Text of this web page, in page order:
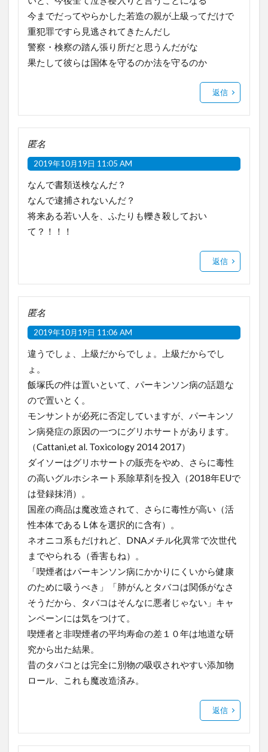
今までだってやらかした若造の親が上級ってだけで
重犯罪ですら見逃されてきたんだし
警察・検察の踏ん張り所だと思うんだがな
果たして彼らは国体を守るのか法を守るのか
返信
匿名
2019年10月19日 11:05 AM
なんで書類送検なんだ？
なんで逮捕されないんだ？
将来ある若い人を、ふたりも轢き殺しておい
て？！！！
返信
匿名
2019年10月19日 11:06 AM
違うでしょ、上級だからでしょ。上級だからでし
ょ。
飯塚氏の件は置いといて、パーキンソン病の話題な
ので置いとく。
モンサントが必死に否定していますが、パーキンソ
ン病発症の原因の一つにグリホサートがあります。
（Cattani,et al. Toxicology 2014 2017）
ダイソーはグリホサートの販売をやめ、さらに毒性
の高いグルホシネート系除草剤を投入（2018年EUで
は登録抹消）。
国産の商品は魔改造されて、さらに毒性が高い（活
性本体である L 体を選択的に含有）。
ネオニコ系もだけれど、DNAメチル化異常で次世代
までやられる（香害もね）。
「喫煙者はパーキンソン病にかかりにくいから健康
のために吸うべき」「肺がんとタバコは関係がなさ
そうだから、タバコはそんなに悪者じゃない」キャ
ンペーンには気をつけて。
喫煙者と非喫煙者の平均寿命の差１０年は地道な研
究から出た結果。
昔のタバコとは完全に別物の吸収されやすい添加物
ロール、これも魔改造済み。
返信